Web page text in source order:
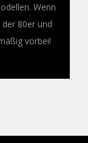
Wenn
80er und
vorbei!